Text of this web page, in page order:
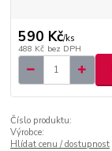
590 Kč/ks
488 Kč bez DPH
Číslo produktu:
Výrobce:
Hlídat cenu / dostupnost